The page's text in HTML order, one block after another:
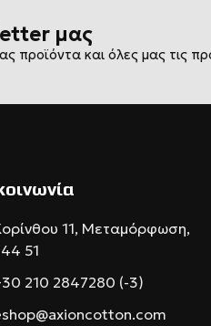
μας
προϊόντα και όλες μας τις
11, Μεταμόρφωση,
51
210 2847280 (-3)